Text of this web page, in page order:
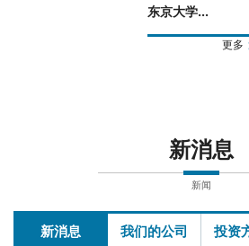
东京大学...
更多
新消息
新闻
新消息 我们的公司 投资